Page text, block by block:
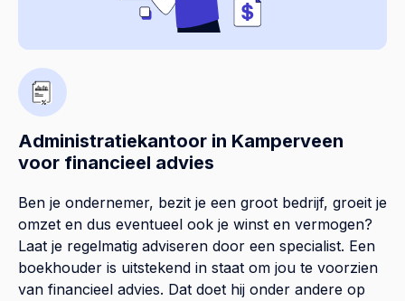
Administratiekantoor in Kamperveen
voor financieel advies
Ben je ondernemer, bezit je een groot bedrijf, groeit je
omzet en dus eventueel ook je winst en vermogen?
Laat je regelmatig adviseren door een specialist. Een
boekhouder is uitstekend in staat om jou te voorzien
van financieel advies. Dat doet hij onder andere op